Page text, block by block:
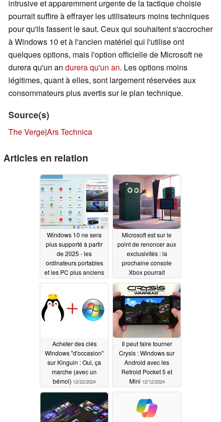
intrusive et apparemment urgente de la tactique choisie
pourrait suffire à effrayer les utilisateurs moins techniques
pour qu'ils fassent le saut. Ceux qui souhaitent s'accrocher
à Windows 10 et à l'ancien matériel qui l'utilise ont
quelques options, mais l'option officielle de Microsoft ne
durera qu'un an durera qu'un an. Les options moins
légitimes, quant à elles, sont largement réservées aux
consommateurs plus avertis sur le plan technique.
Source(s)
The Verge|Ars Technica
Articles en relation
Windows 10 ne sera
plus supporté à partir
de 2025 - les
ordinateurs portables
et les PC plus anciens
plus longtemps grâce à
Google ChromeOS
Flex12/23/2024
Microsoft est sur le
point de renoncer aux
exclusivités : la
prochaine console
Xbox pourrait
Windows et dans les
boutiques de jeux Epic,
GOG et Steam12/23/2024
Acheter des clés
Windows "d'occasion"
sur Kinguin : Oui, ça
marche (avec un
bémol) 12/22/2024
Il peut faire tourner
Crysis : Windows sur
Android avec les
Retroid Pocket 5 et
Mini 12/12/2024